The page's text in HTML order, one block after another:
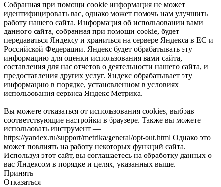
Собранная при помощи cookie информация не может
идентифицировать вас, однако может помочь нам улучшить
работу нашего сайта. Информация об использовании вами
данного сайта, собранная при помощи cookie, будет
передаваться Яндексу и храниться на сервере Яндекса в ЕС и
Российской Федерации. Яндекс будет обрабатывать эту
информацию для оценки использования вами сайта,
составления для нас отчетов о деятельности нашего сайта, и
предоставления других услуг. Яндекс обрабатывает эту
информацию в порядке, установленном в условиях
использования сервиса Яндекс Метрика.
Вы можете отказаться от использования cookies, выбрав
соответствующие настройки в браузере. Также вы можете
использовать инструмент —
https://yandex.ru/support/metrika/general/opt-out.html Однако это
может повлиять на работу некоторых функций сайта.
Используя этот сайт, вы соглашаетесь на обработку данных о
вас Яндексом в порядке и целях, указанных выше.
Принять
Отказаться